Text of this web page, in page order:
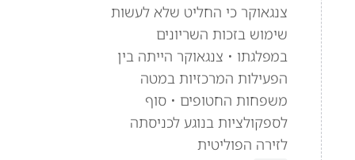
צנגאוקר כי החליט שלא לעשות
שימוש בזכות השריונים
במפלגתו • צנגאוקר הייתה בין
הפעילות המרכזיות במטה
משפחות החטופים • סוף
לספקולציות בנוגע לכניסתה
לזירה הפוליטית